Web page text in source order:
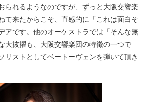
られるようなのですが、ずっと大阪交響楽
て来たからこそ、直感的に「これは面白そ
アです。他のオーケストラでは「そんな無
大抜擢も、大阪交響楽団の特徴の一つで
リストとしてベートーヴェンを弾いて頂き